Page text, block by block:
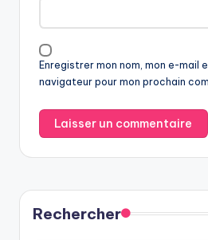
Enregistrer mon nom, mon e-mail
navigateur pour mon prochain
Rechercher